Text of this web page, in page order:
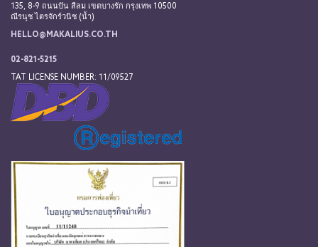
135, 8-9 ถนนปัน สีลม เขตบางรัก กรุงเทพ 10500
ณีรนุช ไตรจักร์วนิช (น้ำ)
HELLO@MAKALIUS.CO.TH
02-821-5215
TAT LICENSE NUMBER: 11/09527